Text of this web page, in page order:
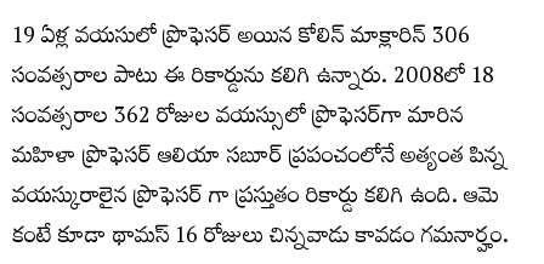
19 ఏళ్ల వయసులో ప్రొఫెసర్ అయిన కోలిన్ మాక్లారిన్ 306
సంవత్సరాల పాటు ఈ రికార్డును కలిగి ఉన్నారు. 2008లో 18
సంవత్సరాల 362 రోజుల వయస్సులో ప్రొఫెసర్‌గా మారిన
మహిళా ప్రొఫెసర్ ఆలియా సబూర్ ప్రపంచంలోనే అత్యంత పిన్న
వయస్కురాలైన ప్రొఫెసర్ గా ప్రస్తుతం రికార్డు కలిగి ఉంది. ఆమె
కంటే కూడా థామస్ 16 రోజులు చిన్నవాడు కావడం గమనార్హం.